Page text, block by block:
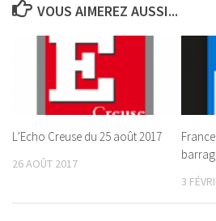
VOUS AIMEREZ AUSSI...
L’Echo Creuse du 25 août 2017
26 AOÛT 2017
3